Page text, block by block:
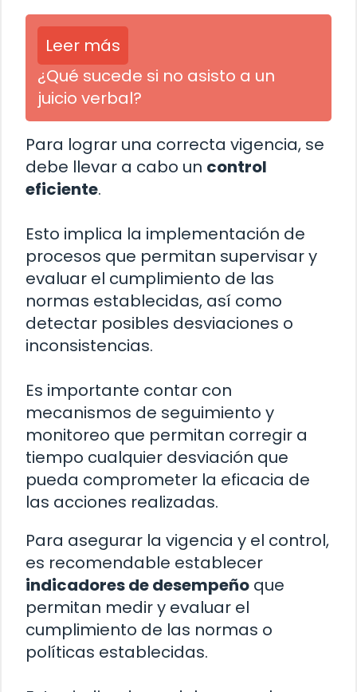
Leer más
¿Qué sucede si no asisto a un
juicio verbal?
Para lograr una correcta vigencia, se
debe llevar a cabo un control
eficiente.
Esto implica la implementación de
procesos que permitan supervisar y
evaluar el cumplimiento de las
normas establecidas, así como
detectar posibles desviaciones o
inconsistencias.
Es importante contar con
mecanismos de seguimiento y
monitoreo que permitan corregir a
tiempo cualquier desviación que
pueda comprometer la eficacia de
las acciones realizadas.
Para asegurar la vigencia y el control,
es recomendable establecer
indicadores de desempeño que
permitan medir y evaluar el
cumplimiento de las normas o
políticas establecidas.